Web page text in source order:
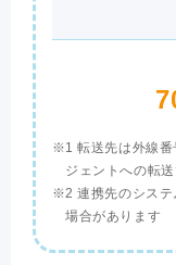
1 転送先は外線
ジェントへの転送
2 連携先のシス
場合があります